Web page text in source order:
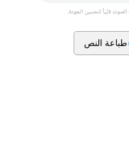
فنّياً لتحسين الجودة.
طباعة النص